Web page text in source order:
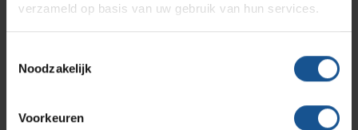
verzameld op basis van uw gebruik van hun services.
Noodzakelijk
Voorkeuren
van uw branche? Neem dan contactmet ons op.
Assortiment
Onze merken
Hammerlit
Contact